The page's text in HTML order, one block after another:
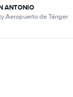
ANTONIO
Aeropuerto de Tánger